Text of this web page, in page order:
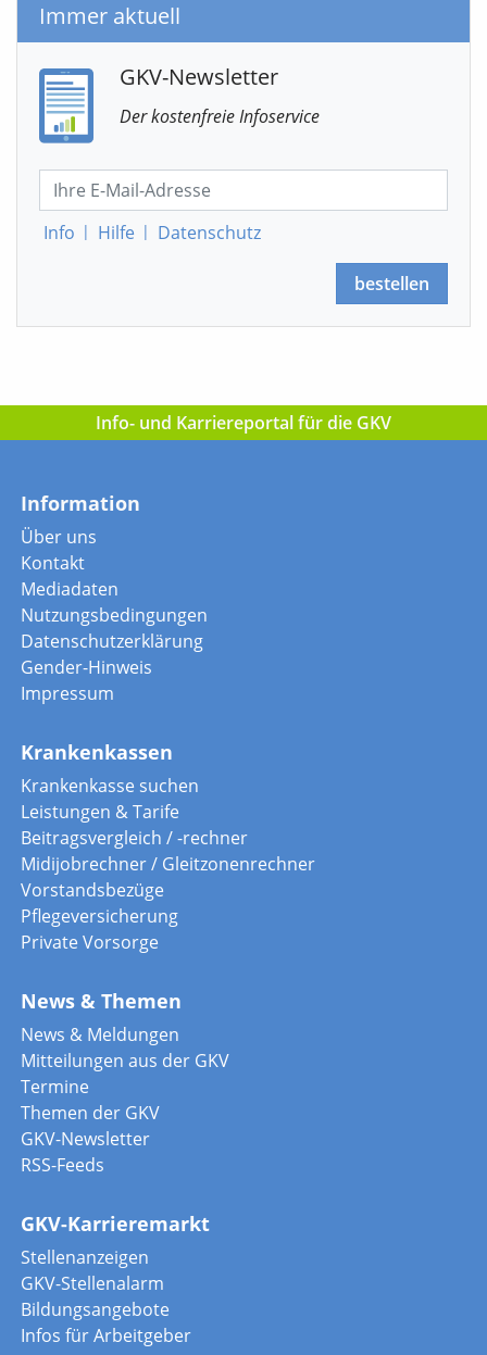
Immer aktuell
GKV-Newsletter
Der kostenfreie Infoservice
Info | Hilfe | Datenschutz
bestellen
Info- und Karriereportal für die GKV
Information
Über uns
Kontakt
Mediadaten
Nutzungsbedingungen
Datenschutzerklärung
Gender-Hinweis
Impressum
Krankenkassen
Krankenkasse suchen
Leistungen & Tarife
Beitragsvergleich / -rechner
Midijobrechner / Gleitzonenrechner
Vorstandsbezüge
Pflegeversicherung
Private Vorsorge
News & Themen
News & Meldungen
Mitteilungen aus der GKV
Termine
Themen der GKV
GKV-Newsletter
RSS-Feeds
GKV-Karrieremarkt
Stellenanzeigen
GKV-Stellenalarm
Bildungsangebote
Infos für Arbeitgeber